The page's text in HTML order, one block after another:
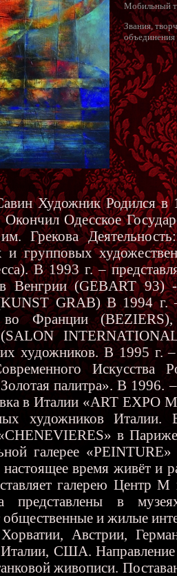
Мобильный
Звания,
объединения
Художник Родился в
Одесское
Грекова
и групповых
В 1993 г. –
в Венгрии (GEBART 93)
GRAB) В 1994 г.
во Франции (BEZIERS),
художников. В 1995 г.
Искусства
палитра». В 1996.
в Италии «ART EXPO
художников
в
галерее
настоящее время живёт и
галерею Центр
представлены в
и жилые
Австрии,
США. Направление
живописи.